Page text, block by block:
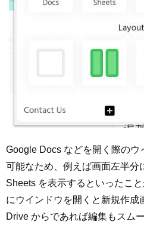
Google Docs などを開く際のウ
可能なため、例えば画面左半分
Sheets を表示するといったこ
にウインドウを開くと新規作成
Drive からであれば編集もスムー